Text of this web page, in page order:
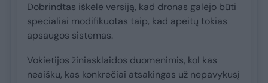
Dobrindtas iškėlė versiją, kad dronas galėjo būti
specialiai modifikuotas taip, kad apeitų tokias
apsaugos sistemas.
Vokietijos žiniasklaidos duomenimis, kol kas
neaišku, kas konkrečiai atsakingas už nepavykusį